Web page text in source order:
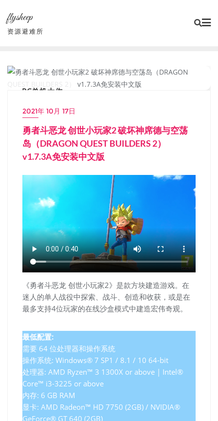
content
flysheep
资源避难所
PC单机大作
2021年 10月 17日
勇者斗恶龙 创世小玩家2 破坏神席德与空荡
岛（DRAGON QUEST BUILDERS 2）
v1.7.3A免安装中文版
《勇者斗恶龙 创世小玩家2》是款方块建造游戏。在
迷人的单人战役中探索、战斗、创造和收获，或是在
最多支持4位玩家的在线沙盒模式中建造宏伟奇观。
最低配置:
需要 64 位处理器和操作系统
操作系统: Windows® 7 SP1 / 8.1 / 10 64-bit
处理器: AMD Ryzen™ 3 1300X or above | Intel®
Core™ i3-3225 or above
内存: 6 GB RAM
显卡: AMD Radeon™ HD 7750 (2GB) / NVIDIA®
GeForce® GT 640 (2GB)